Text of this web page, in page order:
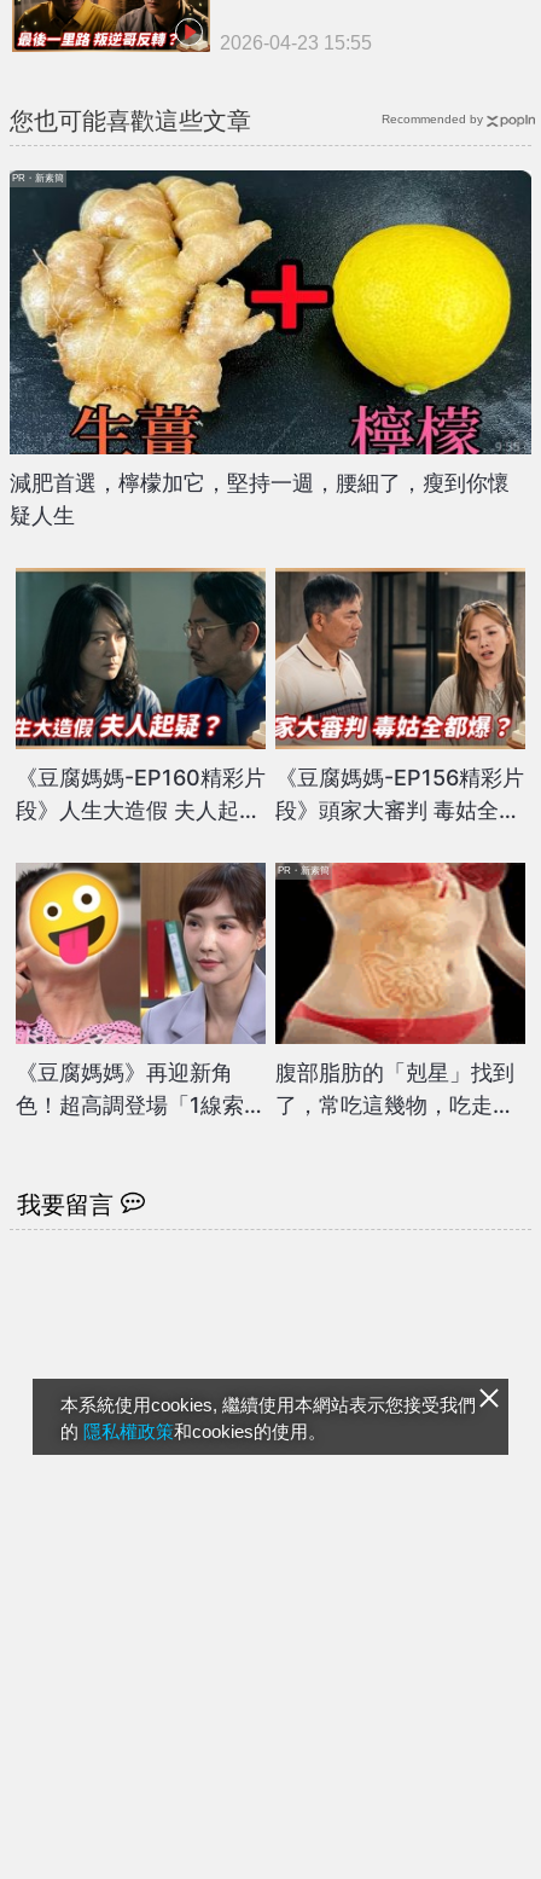
本系統使用cookies, 繼續使用本網站表示您接受我們
的 隱私權政策和cookies的使用。
2026-04-23 15:55
您也可能喜歡這些文章
減肥首選，檸檬加它，堅持一週，腰細了，瘦到你懷
疑人生
PR・新素簡
《豆腐媽媽-EP160精彩片
段》人生大造假 夫人起
《豆腐媽媽-EP156精彩片
段》頭家大審判 毒姑全都
《豆腐媽媽》再迎新角
色！超高調登場「1線索」
腹部脂肪的「剋星」找到
了，常吃這幾物，吃走大
PR・新素簡
Recommended by
我要留言